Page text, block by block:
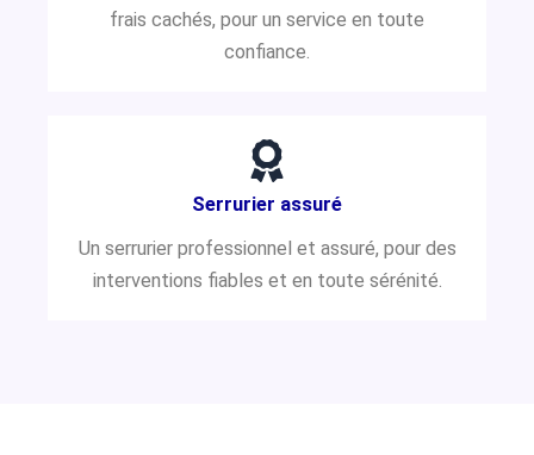
frais cachés, pour un service en toute
confiance.
Serrurier assuré
Un serrurier professionnel et assuré, pour des
interventions fiables et en toute sérénité.